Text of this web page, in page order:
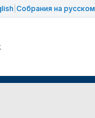
Собрания на русском